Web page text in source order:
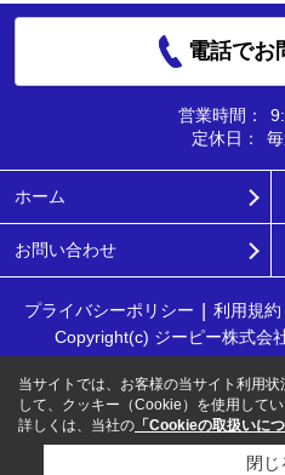
電話でお
営業時間：
定休日：
ホーム
お問い合わせ
プライバシーポリシー 利用規約
Copyright(c) ジーピー株式会
当サイトでは、お客様の当サイト利用
して、クッキー（Cookie）を使用してい
詳しくは、当社の 「Cookieの取扱いにつ
閉じ